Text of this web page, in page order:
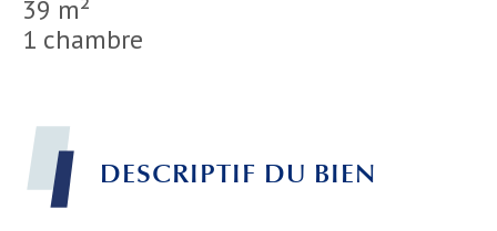
39 m²
1 chambre
DESCRIPTIF DU BIEN